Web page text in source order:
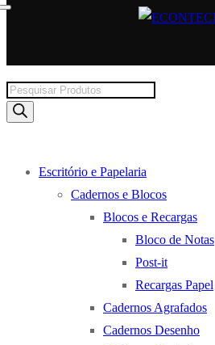
Products
search
Escritório e Papelaria
Cadernos e Blocos
Blocos e Recargas
Bloco de Notas
Post-it
Recargas Papel
Cadernos Agrafados
Cadernos Desenho